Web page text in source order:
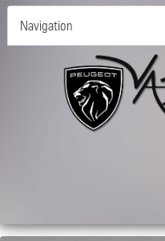
Navigation